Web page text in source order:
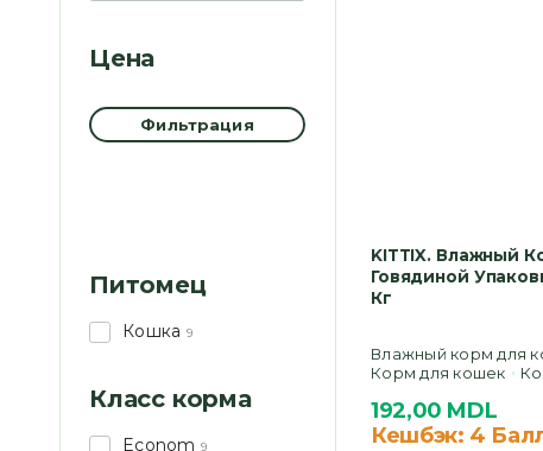
Цена
Фильтрация
Питомец
Кошка 9
Класс корма
Econom 9
KITTIX. Влажный
Говядиной
Кг
Влажный корм для
Корм для кошек
192,00 MDL
Кешбэк: 4